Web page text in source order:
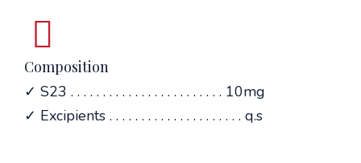
Composition
✓ S23 . . . . . . . . . . . . . . . . . . . . . . . . 10mg
✓ Excipients . . . . . . . . . . . . . . . . . . . . . q.s